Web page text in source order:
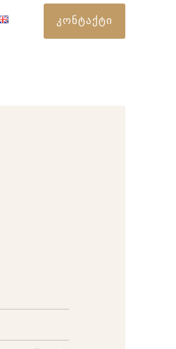
კონტაქტი